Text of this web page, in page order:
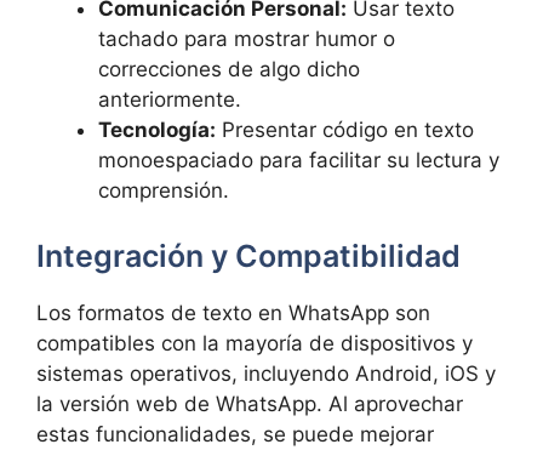
Comunicación Personal: Usar texto
tachado para mostrar humor o
correcciones de algo dicho
anteriormente.
Tecnología: Presentar código en texto
monoespaciado para facilitar su lectura y
comprensión.
Integración y Compatibilidad
Los formatos de texto en WhatsApp son
compatibles con la mayoría de dispositivos y
sistemas operativos, incluyendo Android, iOS y
la versión web de WhatsApp. Al aprovechar
estas funcionalidades, se puede mejorar